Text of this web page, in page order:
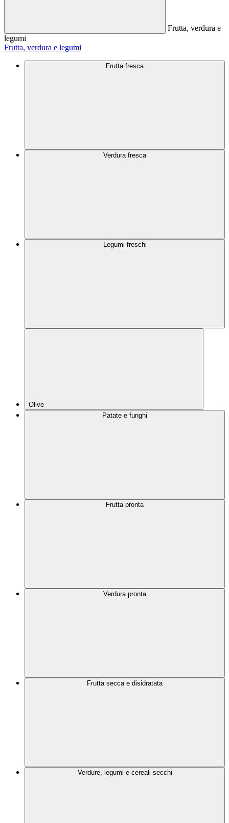
Frutta, verdura e
legumi
Frutta, verdura e legumi
Frutta fresca
Verdura fresca
Legumi freschi
Olive
Patate e funghi
Frutta pronta
Verdura pronta
Frutta secca e disidratata
Verdure, legumi e cereali secchi